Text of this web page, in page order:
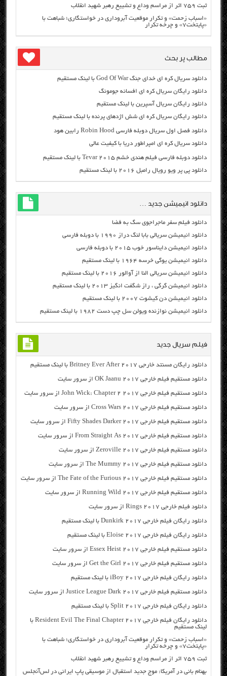
ثبت ۷۵۹ اثر از مراسم وداع و تشییع رهبر شهید انقلاب
«اسباب زحمت» و تکرار موقعیت آبروداری در خواستگاری؛ شباهت با
«پایتخت۷» و چرخه تکرار
مطالب پر بحث
دانلود سریال کره ای خدای جنگ God Of War با لینک مستقیم
دانلود رایگان سریال کره ای افسانه جومونگ
دانلود رایگان سریال آسپرین با لینک مستقیم
دانلود رایگان سریال کره ای شش اژدهای پرنده با لینک مستقیم
دانلود فصل اول سریال دوبله فارسی Robin Hood رابین هود
دانلود سریال کره ای امپراطور دریا با کیفیت عالی
دانلود دوبله فارسی فیلم هندی خشم Tevar ۲۰۱۵ با لینک مستقیم
دانلود پی پر ویو رویال رامبل ۲۰۱۶ با لینک مستقیم
دانلود انیمیشن جدید …
دانلود فیلم سفر ماجراجوی سگ به فضا
دانلود انیمیشن سریالی بابا لنگ دراز ۱۹۹۰ با دوبله فارسی
دانلود انیمیشن دایناسور خوب ۲۰۱۵ با دوبله فارسی
دانلود انیمیشن یوگی خرسه ۱۹۶۴ با لینک مستقیم
دانلود انیمیشن سریالی النا از آوالور ۲۰۱۶ با لینک مستقیم
دانلود انیمیشن گرگی ، راز شگفت انگیز ۲۰۱۳ با لینک مستقیم
دانلود انیمیشن دن کیشوت ۲۰۰۷ با لینک مستقیم
دانلود انیمیشن نوازنده ویولن سل چپ دست ۱۹۸۲ با لینک مستقیم
فیلم سریال جدید
دانلود رایگان مسنتد خارجی Britney Ever After 2017 با لینک مستقیم
دانلود مستقیم فیلم خارجی OK Jaanu 2017 از سرور سایت
دانلود مستقیم فیلم خارجی John Wick: Chapter 2 2017 از سرور سایت
دانلود مستقیم فیلم خارجی Cross Wars 2017 از سرور سایت
دانلود مستقیم فیلم خارجی Fifty Shades Darker 2017 از سرور سایت
دانلود مستقیم فیلم خارجی From Straight As 2017 از سرور سایت
دانلود مستقیم فیلم خارجی Zeroville 2017 از سرور سایت
دانلود مستقیم فیلم خارجی The Mummy 2017 از سرور سایت
دانلود مستقیم فیلم خارجی The Fate of the Furious 2017 از سرور سایت
دانلود مستقیم فیلم خارجی Running Wild 2017 از سرور سایت
دانلود فیلم خارجی Rings 2017 از سرور سایت
دانلود رایگان فیلم خارجی Dunkirk 2017 با لینک مستقیم
دانلود رایگان فیلم خارجی Eloise 2017 با لینک مستقیم
دانلود مستقیم فیلم خارجی Essex Heist 2017 از سرور سایت
دانلود مستقیم فیلم خارجی Get the Girl 2017 از سرور سایت
دانلود رایگان فیلم خارجی iBoy 2017 با لینک مستقیم
دانلود مستقیم فیلم خارجی Justice League Dark 2017 از سرور سایت
دانلود رایگان فیلم خارجی Split 2017 با لینک مستقیم
دانلود رایگان فیلم خارجی Resident Evil The Final Chapter 2017 با
لینک مستقیم
«اسباب زحمت» و تکرار موقعیت آبروداری در خواستگاری؛ شباهت با
«پایتخت۷» و چرخه تکرار
ثبت ۷۵۹ اثر از مراسم وداع و تشییع رهبر شهید انقلاب
بهنام بانی در آمریکا: موج جدید استقبال از موسیقی پاپ ایرانی در لس‌آنجلس